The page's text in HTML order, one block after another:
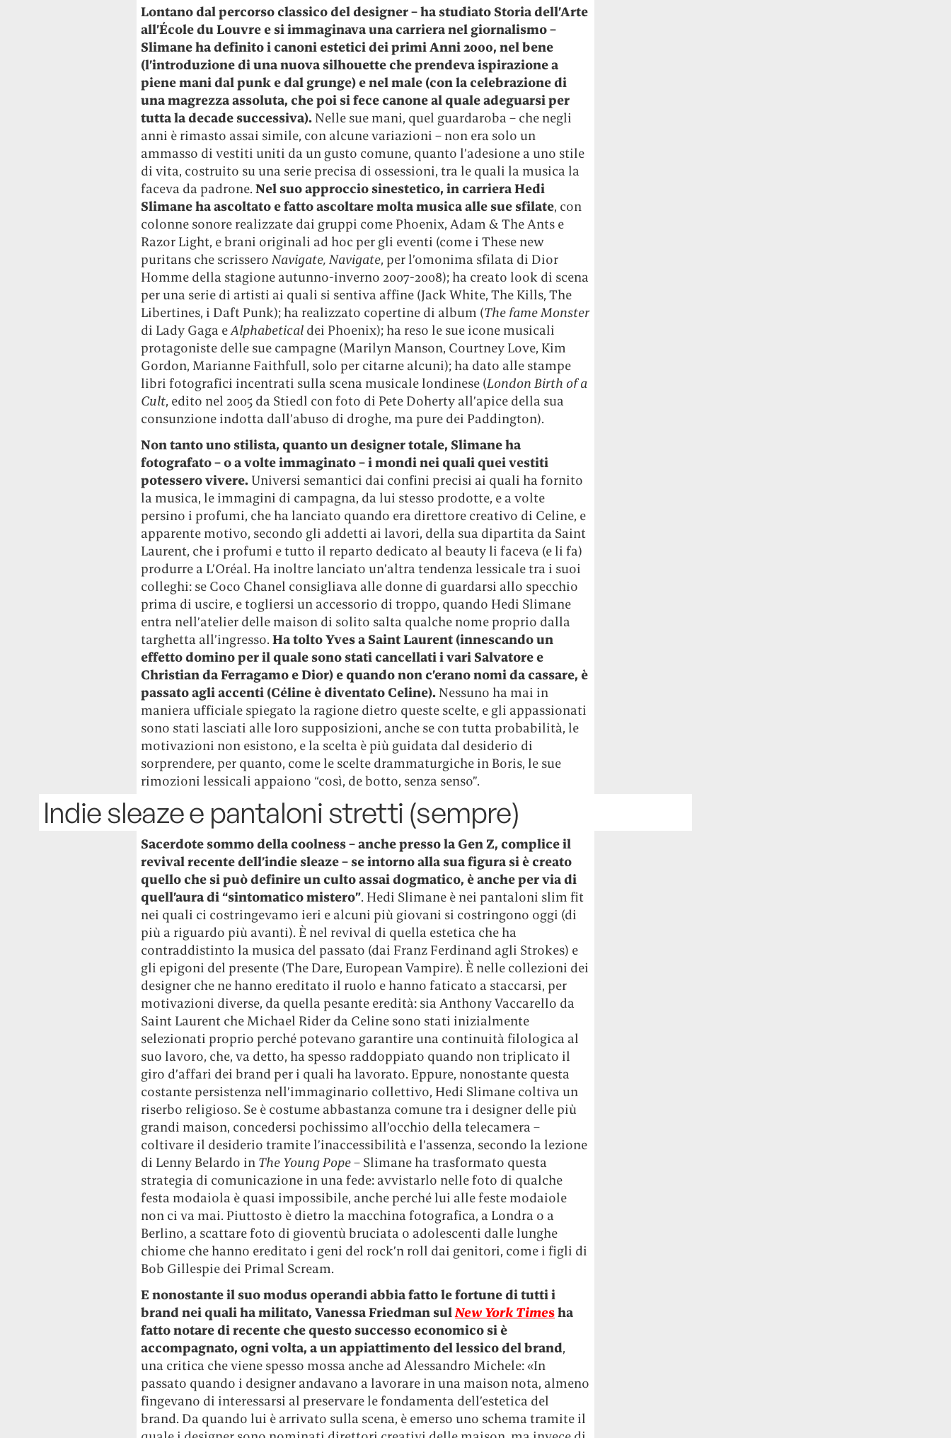
Lontano dal percorso classico del designer – ha studiato Storia dell’Arte
all’École du Louvre e si immaginava una carriera nel giornalismo –
Slimane ha definito i canoni estetici dei primi Anni 2000, nel bene
(l’introduzione di una nuova silhouette che prendeva ispirazione a
piene mani dal punk e dal grunge) e nel male (con la celebrazione di
una magrezza assoluta, che poi si fece canone al quale adeguarsi per
tutta la decade successiva). Nelle sue mani, quel guardaroba – che negli
anni è rimasto assai simile, con alcune variazioni – non era solo un
ammasso di vestiti uniti da un gusto comune, quanto l’adesione a uno stile
di vita, costruito su una serie precisa di ossessioni, tra le quali la musica la
faceva da padrone.Nel suo approccio sinestetico, in carriera Hedi
Slimane ha ascoltato e fatto ascoltare molta musica alle sue sfilate, con
colonne sonore realizzate dai gruppi come Phoenix, Adam & The Ants e
Razor Light, e brani originali ad hoc per gli eventi (come i These new
puritans che scrisseroNavigate, Navigate, per l’omonima sfilata di Dior
Homme della stagione autunno-inverno 2007-2008); ha creato look di scena
per una serie di artisti ai quali si sentiva affine (Jack White, The Kills, The
Libertines, i Daft Punk); ha realizzato copertine di album (The fame Monster
di Lady Gaga eAlphabetical dei Phoenix); ha reso le sue icone musicali
protagoniste delle sue campagne (Marilyn Manson, Courtney Love, Kim
Gordon, Marianne Faithfull, solo per citarne alcuni); ha dato alle stampe
libri fotografici incentrati sulla scena musicale londinese (London Birth of a
Cult, edito nel 2005 da Stiedl con foto di Pete Doherty all’apice della sua
consunzione indotta dall’abuso di droghe, ma pure dei Paddington).
Non tanto uno stilista, quanto un designer totale, Slimane ha
fotografato – o a volte immaginato – i mondi nei quali quei vestiti
potessero vivere. Universi semantici dai confini precisi ai quali ha fornito
la musica, le immagini di campagna, da lui stesso prodotte, e a volte
persino i profumi, che ha lanciato quando era direttore creativo di Celine, e
apparente motivo, secondo gli addetti ai lavori, della sua dipartita da Saint
Laurent, che i profumi e tutto il reparto dedicato al beauty li faceva (e li fa)
produrre a L’Oréal. Ha inoltre lanciato un’altra tendenza lessicale tra i suoi
colleghi: se Coco Chanel consigliava alle donne di guardarsi allo specchio
prima di uscire, e togliersi un accessorio di troppo, quando Hedi Slimane
entra nell’atelier delle maison di solito salta qualche nome proprio dalla
targhetta all’ingresso.Ha tolto Yves a Saint Laurent (innescando un
effetto domino per il quale sono stati cancellati i vari Salvatore e
Christian da Ferragamo e Dior) e quando non c’erano nomi da cassare, è
passato agli accenti (Céline è diventato Celine). Nessuno ha mai in
maniera ufficiale spiegato la ragione dietro queste scelte, e gli appassionati
sono stati lasciati alle loro supposizioni, anche se con tutta probabilità, le
motivazioni non esistono, e la scelta è più guidata dal desiderio di
sorprendere, per quanto, come le scelte drammaturgiche in Boris, le sue
rimozioni lessicali appaiono “così, de botto, senza senso”.
Indie sleaze e pantaloni stretti (sempre)
Sacerdote sommo della coolness – anche presso la Gen Z, complice il
revival recente dell’indie sleaze – se intorno alla sua figura si è creato
quello che si può definire un culto assai dogmatico, è anche per via di
quell’aura di “sintomatico mistero”. Hedi Slimane è nei pantaloni slim fit
nei quali ci costringevamo ieri e alcuni più giovani si costringono oggi (di
più a riguardo più avanti). È nel revival di quella estetica che ha
contraddistinto la musica del passato (dai Franz Ferdinand agli Strokes) e
gli epigoni del presente (The Dare, European Vampire). È nelle collezioni dei
designer che ne hanno ereditato il ruolo e hanno faticato a staccarsi, per
motivazioni diverse, da quella pesante eredità: sia Anthony Vaccarello da
Saint Laurent che Michael Rider da Celine sono stati inizialmente
selezionati proprio perché potevano garantire una continuità filologica al
suo lavoro, che, va detto, ha spesso raddoppiato quando non triplicato il
giro d’affari dei brand per i quali ha lavorato. Eppure, nonostante questa
costante persistenza nell’immaginario collettivo, Hedi Slimane coltiva un
riserbo religioso. Se è costume abbastanza comune tra i designer delle più
grandi maison, concedersi pochissimo all’occhio della telecamera –
coltivare il desiderio tramite l’inaccessibilità e l’assenza, secondo la lezione
di Lenny Belardo in The Young Pope– Slimane ha trasformato questa
strategia di comunicazione in una fede: avvistarlo nelle foto di qualche
festa modaiola è quasi impossibile, anche perché lui alle feste modaiole
non ci va mai. Piuttosto è dietro la macchina fotografica, a Londra o a
Berlino, a scattare foto di gioventù bruciata o adolescenti dalle lunghe
chiome che hanno ereditato i geni del rock’n roll dai genitori, come i figli di
Bob Gillespie dei Primal Scream.
E nonostante il suo modus operandi abbia fatto le fortune di tutti i
brand nei quali ha militato, Vanessa Friedman sulNew York Timesha
fatto notare di recente che questo successo economico si è
accompagnato, ogni volta, a un appiattimento del lessico del brand,
una critica che viene spesso mossa anche ad Alessandro Michele: «In
passato quando i designer andavano a lavorare in una maison nota, almeno
fingevano di interessarsi al preservare le fondamenta dell’estetica del
brand. Da quando lui è arrivato sulla scena, è emerso uno schema tramite il